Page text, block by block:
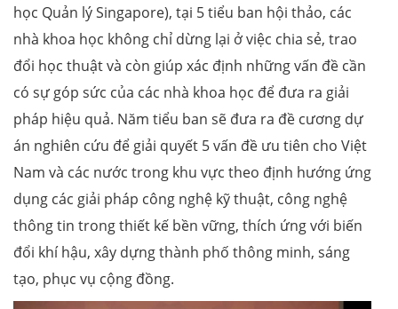
học Quản lý Singapore), tại 5 tiểu ban hội thảo, các
nhà khoa học không chỉ dừng lại ở việc chia sẻ, trao
đổi học thuật và còn giúp xác định những vấn đề cần
có sự góp sức của các nhà khoa học để đưa ra giải
pháp hiệu quả. Năm tiểu ban sẽ đưa ra đề cương dự
án nghiên cứu để giải quyết 5 vấn đề ưu tiên cho Việt
Nam và các nước trong khu vực theo định hướng ứng
dụng các giải pháp công nghệ kỹ thuật, công nghệ
thông tin trong thiết kế bền vững, thích ứng với biến
đổi khí hậu, xây dựng thành phố thông minh, sáng
tạo, phục vụ cộng đồng.